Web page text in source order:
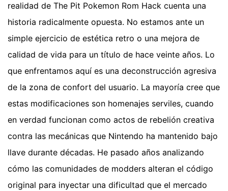
realidad de The Pit Pokemon Rom Hack cuenta una
historia radicalmente opuesta. No estamos ante un
simple ejercicio de estética retro o una mejora de
calidad de vida para un título de hace veinte años. Lo
que enfrentamos aquí es una deconstrucción agresiva
de la zona de confort del usuario. La mayoría cree que
estas modificaciones son homenajes serviles, cuando
en verdad funcionan como actos de rebelión creativa
contra las mecánicas que Nintendo ha mantenido bajo
llave durante décadas. He pasado años analizando
cómo las comunidades de modders alteran el código
original para inyectar una dificultad que el mercado